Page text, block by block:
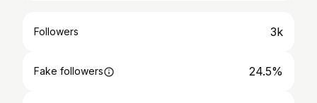
Followers 3k
Fake followers 24.5%